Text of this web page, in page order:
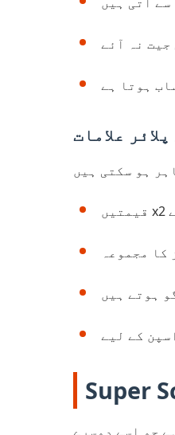
جیت نہ آئے
ہوتا ہے
علامات
کا مجموعہ
ہوتے ہیں
کے لیے